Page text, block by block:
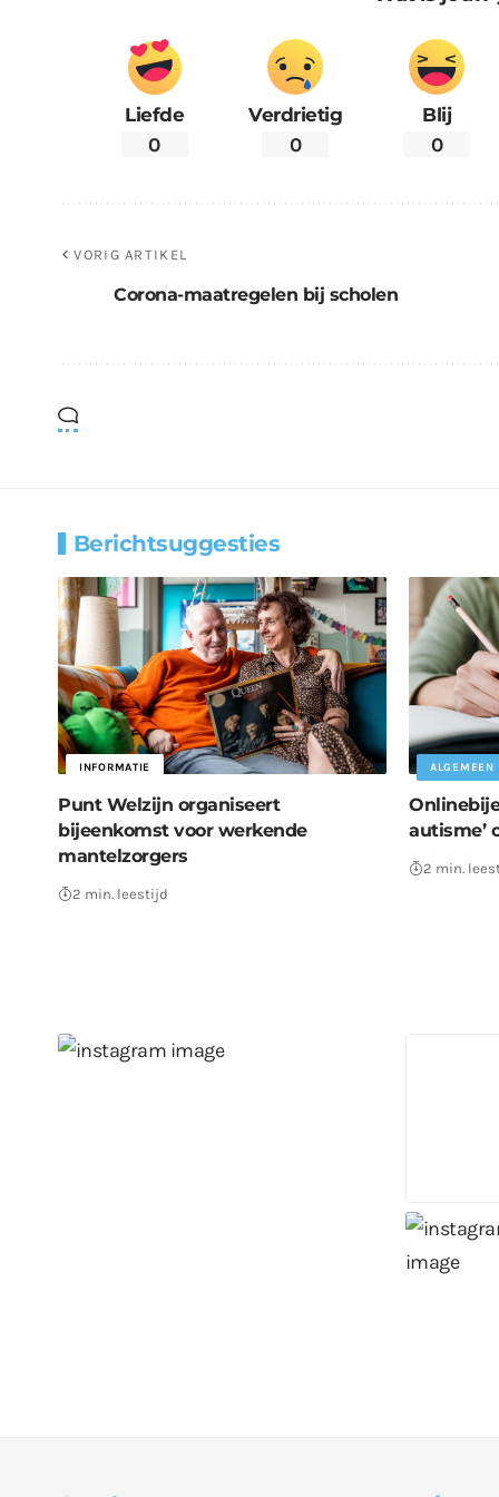
Liefde
0
Verdrietig
0
Blij
0
VORIG ARTIKEL
Corona-maatregelen bij scholen
Berichtsuggesties
INFORMATIE
Punt Welzijn organiseert
bijeenkomst voor werkende
mantelzorgers
2 min. leestijd
ALGEMEEN
autisme’
2 min.